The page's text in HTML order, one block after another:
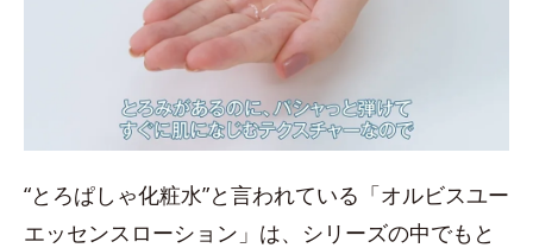
“とろぱしゃ化粧水”と言われている「オルビスユー
エッセンスローション」は、シリーズの中でもと